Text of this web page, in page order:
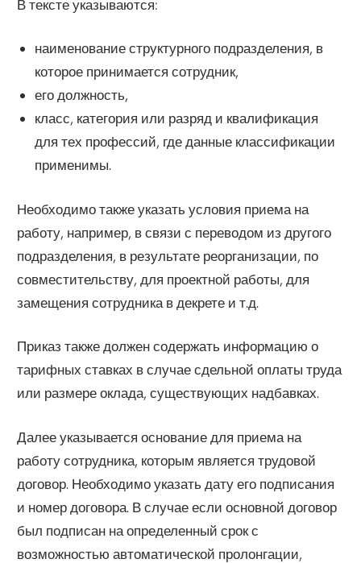
В тексте указываются:
наименование структурного подразделения, в
которое принимается сотрудник,
его должность,
класс, категория или разряд и квалификация
для тех профессий, где данные классификации
применимы.
Необходимо также указать условия приема на
работу, например, в связи с переводом из другого
подразделения, в результате реорганизации, по
совместительству, для проектной работы, для
замещения сотрудника в декрете и т.д.
Приказ также должен содержать информацию о
тарифных ставках в случае сдельной оплаты труда
или размере оклада, существующих надбавках.
Далее указывается основание для приема на
работу сотрудника, которым является трудовой
договор. Необходимо указать дату его подписания
и номер договора. В случае если основной договор
был подписан на определенный срок с
возможностью автоматической пролонгации,